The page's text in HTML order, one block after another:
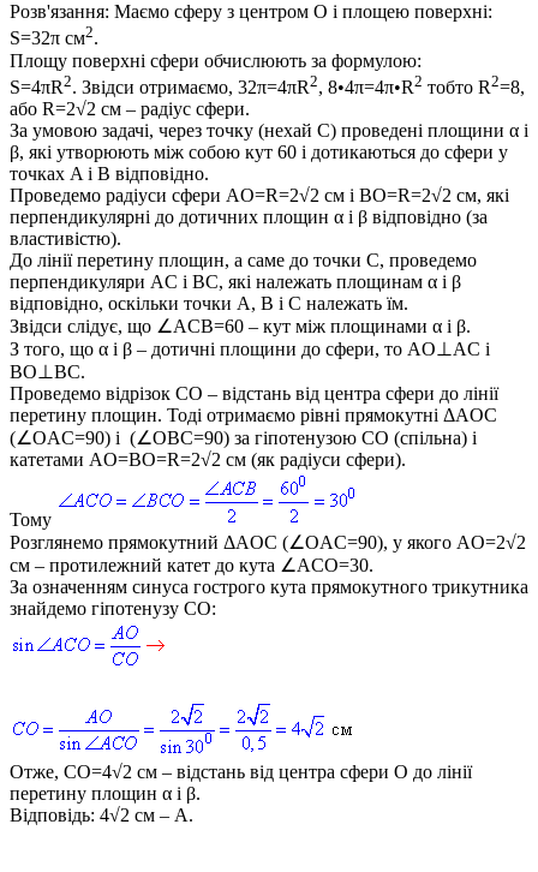
Розв'язання: Маємо сферу з центром O і площею поверхні:
S=32π см2.
Площу поверхні сфери обчислюють за формулою:
S=4πR2. Звідси отримаємо, 32π=4πR2, 8•4π=4π•R2 тобто R2=8,
або R=2√2 см – радіус сфери.
За умовою задачі, через точку (нехай C) проведені площини α і
β, які утворюють між собою кут 60 і дотикаються до сфери у
точках A і B відповідно.
Проведемо радіуси сфери AO=R=2√2 см і BO=R=2√2 см, які
перпендикулярні до дотичних площин α і β відповідно (за
властивістю).
До лінії перетину площин, а саме до точки C, проведемо
перпендикуляри AC і BC, які належать площинам α і β
відповідно, оскільки точки A, B і C належать їм.
Звідси слідує, що ∠ACB=60 – кут між площинами α і β.
З того, що α і β – дотичні площини до сфери, то AO⊥AC і
BO⊥BC.
Проведемо відрізок CO – відстань від центра сфери до лінії
перетину площин. Тоді отримаємо рівні прямокутні ΔAOC
(∠OAC=90) і (∠OBC=90) за гіпотенузою CO (спільна) і
катетами AO=BO=R=2√2 см (як радіуси сфери).
Тому
Розглянемо прямокутний ΔAOC (∠OAC=90), у якого AO=2√2
см – протилежний катет до кута ∠ACO=30.
За означенням синуса гострого кута прямокутного трикутника
знайдемо гіпотенузу CO:
Отже, CO=4√2 см – відстань від центра сфери О до лінії
перетину площин α і β.
Відповідь: 4√2 см – А.